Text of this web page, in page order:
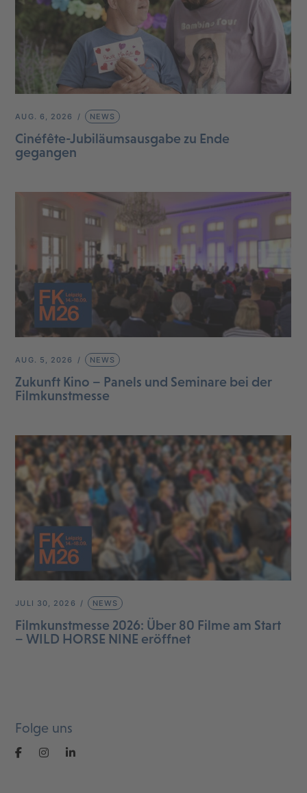
AUG. 6, 2026 NEWS
Cinéfête-Jubiläumsausgabe zu Ende
gegangen
AUG. 5, 2026 NEWS
Zukunft Kino – Panels und Seminare bei der
Filmkunstmesse
JULI 30, 2026 NEWS
Filmkunstmesse 2026: Über 80 Filme am Start
– WILD HORSE NINE eröffnet
Folge uns